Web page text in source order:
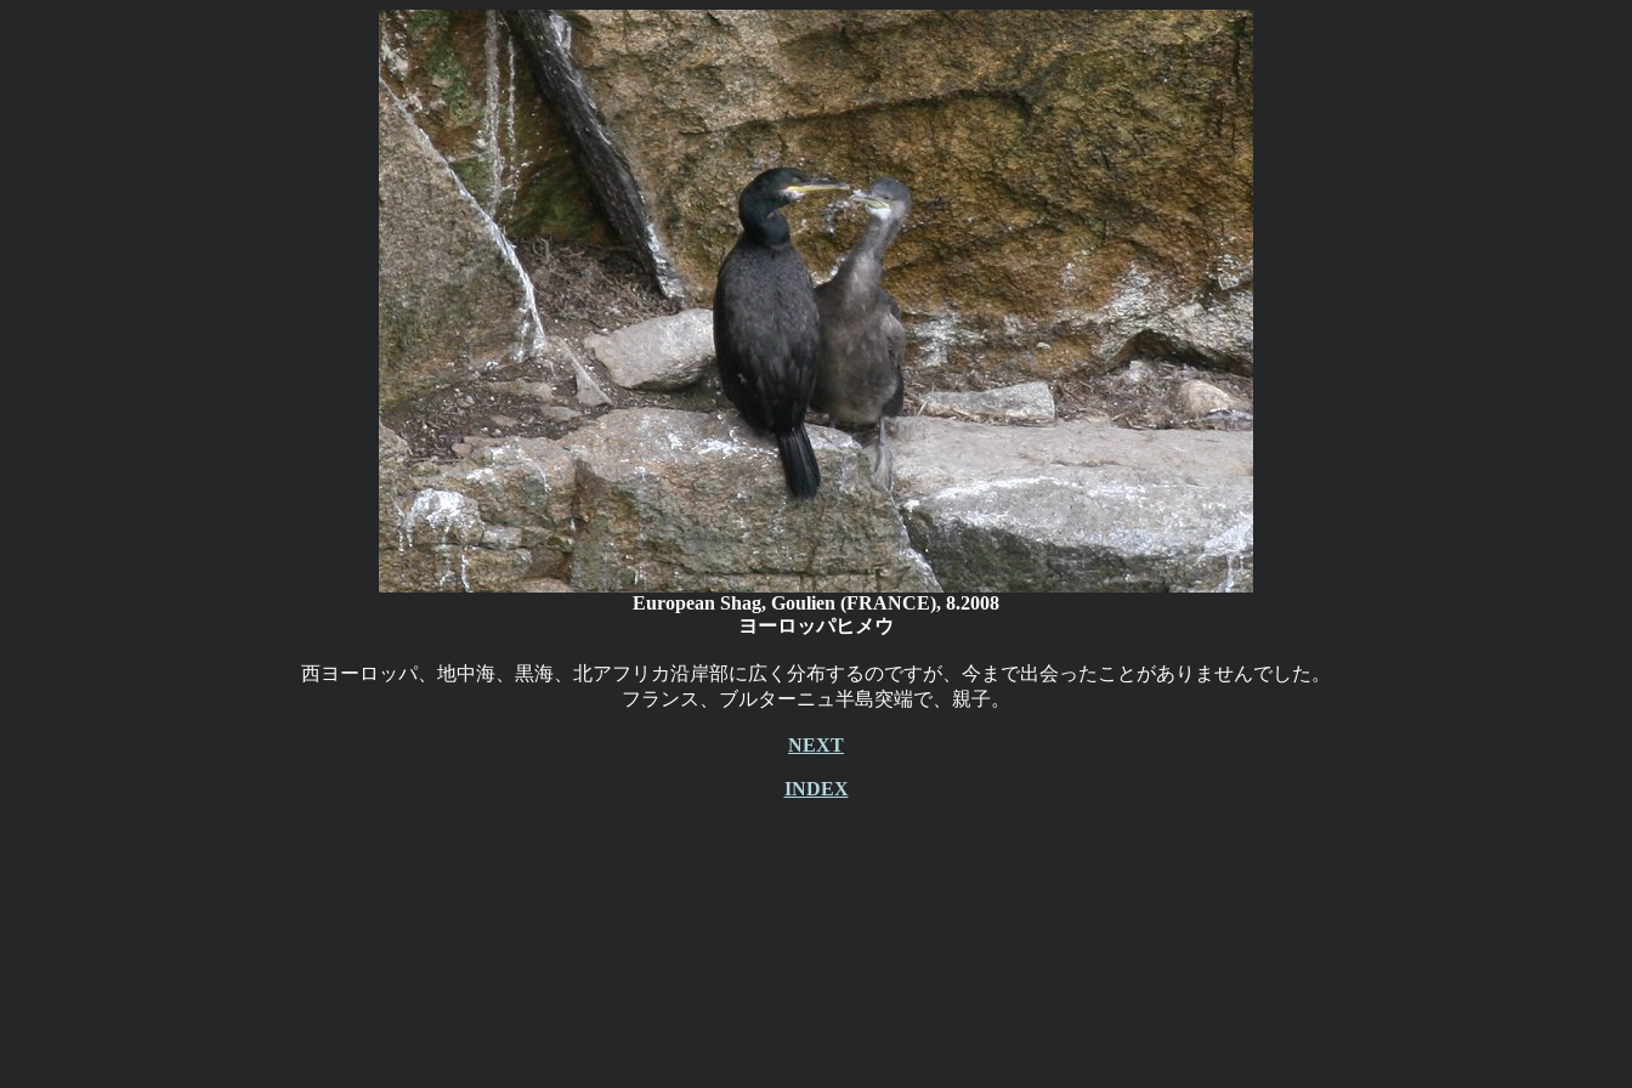
European Shag, Goulien (FRANCE), 8.2008
ヨーロッパヒメウ
西ヨーロッパ、地中海、黒海、北アフリカ沿岸部に広く分布するのですが、今まで出会ったことがありませんでした。
フランス、ブルターニュ半島突端で、親子。
NEXT
INDEX